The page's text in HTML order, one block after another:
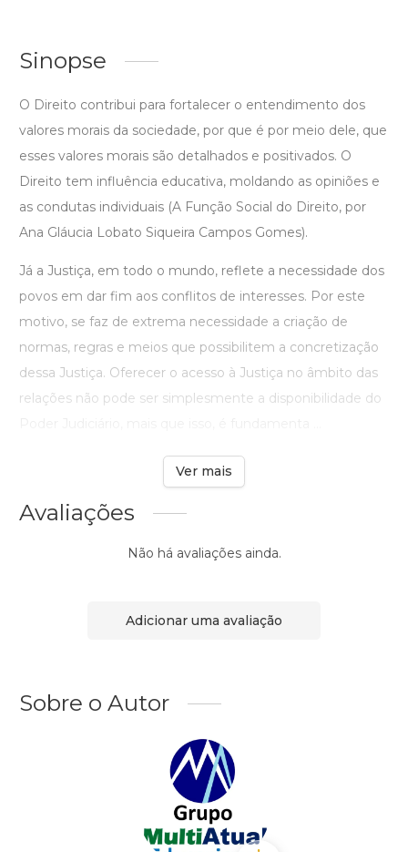
Sinopse
O Direito contribui para fortalecer o entendimento dos
valores morais da sociedade, por que é por meio dele, que
esses valores morais são detalhados e positivados. O
Direito tem influência educativa, moldando as opiniões e
as condutas individuais (A Função Social do Direito, por
Ana Gláucia Lobato Siqueira Campos Gomes).
Já a Justiça, em todo o mundo, reflete a necessidade dos
povos em dar fim aos conflitos de interesses. Por este
motivo, se faz de extrema necessidade a criação de
normas, regras e meios que possibilitem a concretização
dessa Justiça. Oferecer o acesso à Justiça no âmbito das
relações não pode ser simplesmente a disponibilidade do
Ver mais
Avaliações
Não há avaliações ainda.
Adicionar uma avaliação
Sobre o Autor